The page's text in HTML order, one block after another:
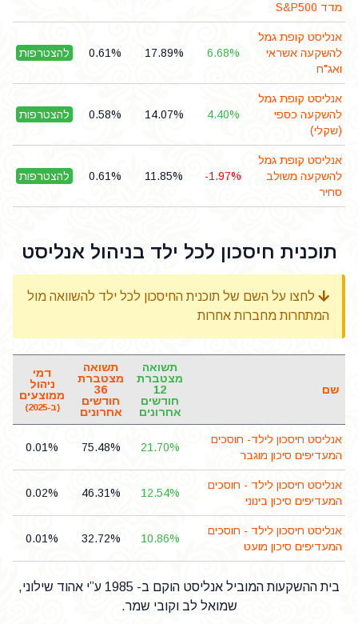
מדד S&P500
אנליסט קופת גמל
להשקעה אשראי
ואג"ח
6.68%
17.89%
0.61% להצטרפות
אנליסט קופת גמל
להשקעה כספי
(שקלי)
4.40%
14.07%
0.58% להצטרפות
אנליסט קופת גמל
להשקעה משולב
סחיר
-1.97%
11.85%
0.61% להצטרפות
תוכנית חיסכון לכל ילד בניהול אנליסט
לחצו על השם של תוכנית החיסכון לכל ילד להשוואה מול
המתחרות מחברות אחרות
שם
תשואה
מצטברת
12
חודשים
אחרונים
תשואה
מצטברת
36
חודשים
אחרונים
דמי
ניהול
ממוצעים
(ב-2025)
אנליסט חיסכון לילד- חוסכים
המעדיפים סיכון מוגבר
21.70%
75.48%
0.01%
אנליסט חיסכון לילד - חוסכים
המעדיפים סיכון בינוני
12.54%
46.31%
0.02%
אנליסט חיסכון לילד - חוסכים
המעדיפים סיכון מועט
10.86%
32.72%
0.01%
בית ההשקעות המוביל אנליסט הוקם ב- 1985 ע”י אהוד שילוני,
שמואל לב וקובי שמר.